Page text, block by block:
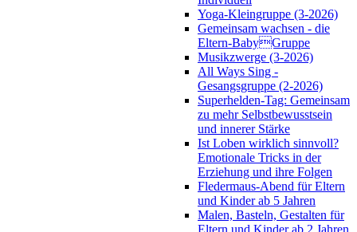
Yoga-Kleingruppe (3-2026)
Gemeinsam wachsen - die
Eltern-BabyGruppe
Musikzwerge (3-2026)
All Ways Sing -
Gesangsgruppe (2-2026)
Superhelden-Tag: Gemeinsam
zu mehr Selbstbewusstsein
und innerer Stärke
Ist Loben wirklich sinnvoll?
Emotionale Tricks in der
Erziehung und ihre Folgen
Fledermaus-Abend für Eltern
und Kinder ab 5 Jahren
Malen, Basteln, Gestalten für
Eltern und Kinder ab 2 Jahren